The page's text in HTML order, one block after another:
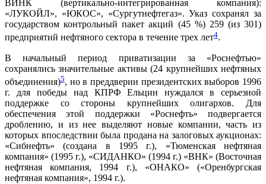
ВИНК (вертикально-интегрированная компания):
«ЛУКОЙЛ», «ЮКОС», «Сургутнефтегаз». Указ сохранял за
государством контрольный пакет акций (45 %) 259 (из 301)
предприятий нефтяного сектора в течение трех лет4.
В начальный период приватизации за «Роснефтью»
сохранялись значительные активы (24 крупнейших нефтяных
объединения)5, но в преддверии президентских выборов 1996
г. для победы над КПРФ Ельцин нуждался в серьезной
поддержке со стороны крупнейших олигархов. Для
обеспечения этой поддержки «Роснефть» подвергается
дроблению, и из нее выделяют новые компании, часть из
которых впоследствии была продана на залоговых аукционах:
«Сибнефть» (создана в 1995 г.), «Тюменская нефтяная
компания» (1995 г.), «СИДАНКО» (1994 г.) «ВНК» (Восточная
нефтяная компания, 1994 г.), «ОНАКО» («Оренбургская
нефтяная компания», 1994 г.).